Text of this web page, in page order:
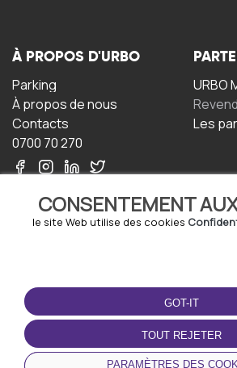
CONSENTEMENT
le site Web utilise des cookies
GOT-IT
TOUT REJETER
PARAMÈTRES DES
À PROPOS D'URBO
Parking
À propos de nous
Contacts
0700 70 270
URBO
Les
TERMS-OF-USE
Termes et conditions
Politique de confidentialité
Politique relative aux
cookies